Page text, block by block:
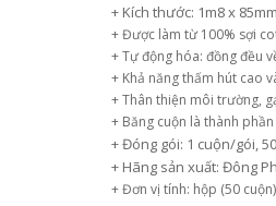
+ Kích thước: 1m8 x
+ Được làm từ 100% sợi
+ Tự động hóa: đồng đều
+ Khả năng thấm hút cao
+ Thân thiện môi trường,
+ Băng cuộn là thành
+ Đóng gói: 1 cuộn/gói,
+ Hãng sản xuất: Đông
+ Đơn vị tính: hộp (50 cuộn)